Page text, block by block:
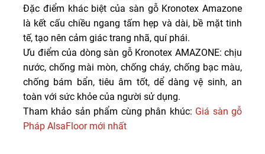
Đặc điểm khác biệt của sàn gỗ Kronotex Amazone
là kết cấu chiều ngang tấm hẹp và dài, bề mặt tinh
tế, tạo nên cảm giác trang nhã, quí phái.
Ưu điểm của dòng sàn gỗ Kronotex AMAZONE: chịu
nước, chống mài mòn, chống cháy, chống bạc màu,
chống bám bẩn, tiêu âm tốt, dể dàng vệ sinh, an
toàn với sức khỏe của người sử dụng.
Tham khảo sản phẩm cùng phân khúc: Giá sàn gỗ
Pháp AlsaFloor mới nhất